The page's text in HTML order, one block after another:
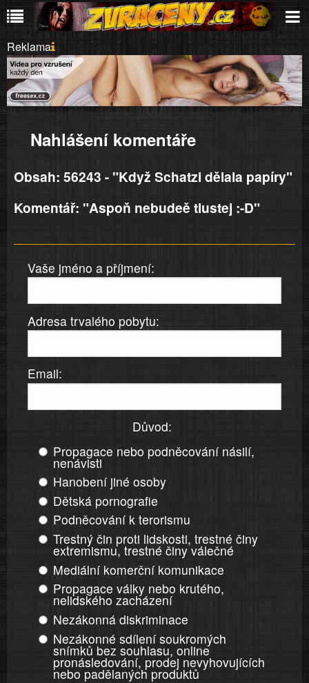
Reklama
Nahlášení komentáře
Obsah: 56243 - "Když Schatzi dělala papíry"
Komentář: "Aspoň nebudeě tlustej :-D"
Vaše jméno a příjmení:
Adresa trvalého pobytu:
Email:
Důvod:
Propagace nebo podněcování násilí,
nenávisti
Hanobení jiné osoby
Dětská pornografie
Podněcování k terorismu
Trestný čin proti lidskosti, trestné činy
extremismu, trestné činy válečné
Mediální komerční komunikace
Propagace války nebo krutého,
nelidského zacházení
Nezákonná diskriminace
Nezákonné sdílení soukromých
snímků bez souhlasu, online
pronásledování, prodej nevyhovujících
nebo padělaných produktů